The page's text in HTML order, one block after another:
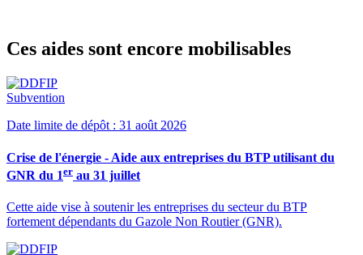
Ces aides sont encore mobilisables
Subvention
Date limite de dépôt : 31 août 2026
Crise de l'énergie - Aide aux entreprises du BTP utilisant du
GNR du 1er au 31 juillet
Cette aide vise à soutenir les entreprises du secteur du BTP
fortement dépendants du Gazole Non Routier (GNR).